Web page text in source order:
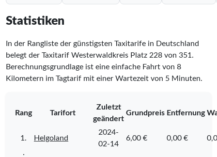
Statistiken
In der Rangliste der günstigsten Taxitarife in Deutschland
belegt der Taxitarif Westerwaldkreis Platz 228 von 351.
Berechnungsgrundlage ist eine einfache Fahrt von 8
Kilometern im Tagtarif mit einer Wartezeit von 5 Minuten.
Rang Tarifort
Zuletzt
geändert
Grundpreis Entfernung
1. Helgoland
2024-
02-14
6,00 € 0,00 €